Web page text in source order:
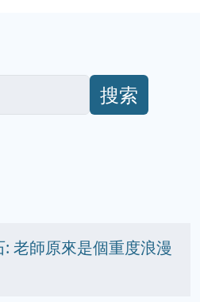
搜索
老師原來是個重度浪漫